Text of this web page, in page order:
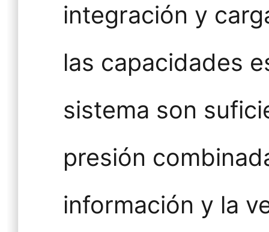
integración y
las capacidades
sistema son
presión
información y la